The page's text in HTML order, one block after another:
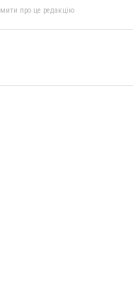
про це редакцію